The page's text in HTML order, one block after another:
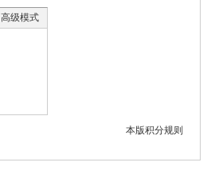
高级模式
本版积分规则